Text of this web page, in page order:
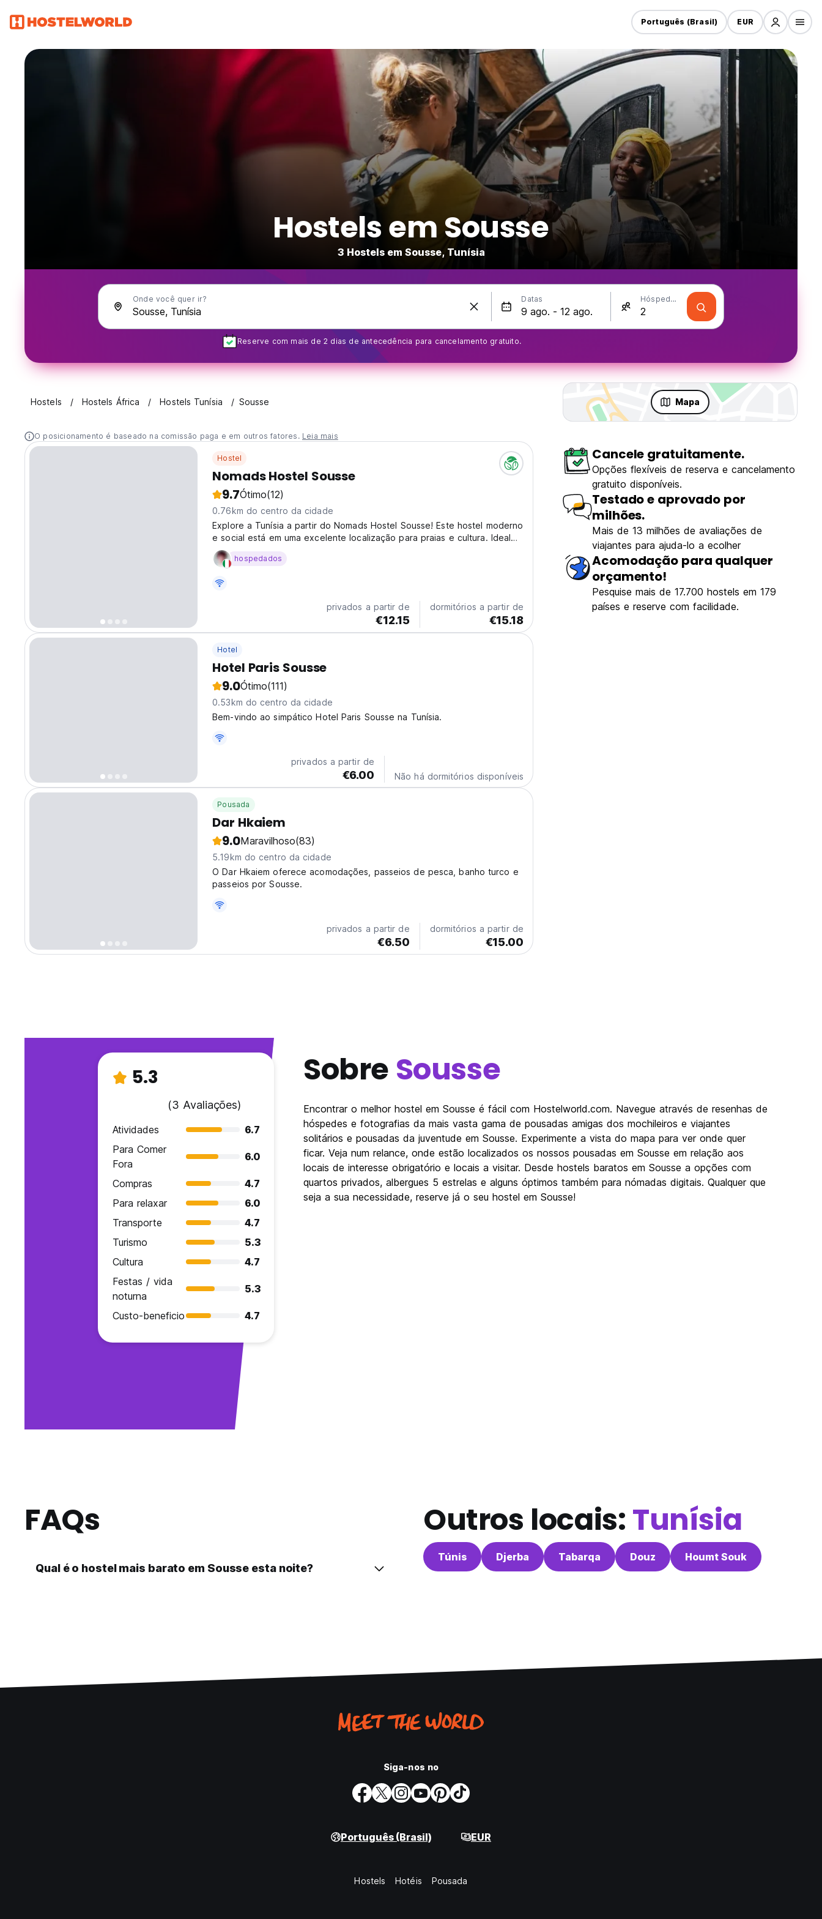
Português (Brasil) EUR
Hostels em Sousse
3 Hostels em Sousse, Tunísia
Onde você quer ir? Datas Hóspedes
Reserve com mais de 2 dias de antecedência para cancelamento gratuito.
Hostels Hostels África Hostels Tunísia Sousse Mapa
O posicionamento é baseado na comissão paga e em outros fatores. Leia mais
Hostel
Nomads Hostel Sousse
9.7Ótimo(12)
0.76km do centro da cidade
Explore a Tunísia a partir do Nomads Hostel Sousse! Este hostel moderno
e social está em uma excelente localização para praias e cultura. Ideal
para mochileiros em Sousse. (Auto-translated from original language)
hospedados
privados a partir de
€12.15
dormitórios a partir de
€15.18
Hotel
Hotel Paris Sousse
9.0Ótimo(111)
0.53km do centro da cidade
Bem-vindo ao simpático Hotel Paris Sousse na Tunísia.
privados a partir de
€6.00 Não há dormitórios disponíveis
Pousada
Dar Hkaiem
9.0Maravilhoso(83)
5.19km do centro da cidade
O Dar Hkaiem oferece acomodações, passeios de pesca, banho turco e
passeios por Sousse.
privados a partir de
€6.50
dormitórios a partir de
€15.00
Cancele gratuitamente.
Opções flexíveis de reserva e cancelamento
gratuito disponíveis.
Testado e aprovado por
milhões.
Mais de 13 milhões de avaliações de
viajantes para ajuda-lo a ecolher
Acomodação para qualquer
orçamento!
Pesquise mais de 17.700 hostels em 179
países e reserve com facilidade.
5.3
(3 Avaliações)
Atividades
6.7
Para Comer
Fora
6.0
Compras
4.7
Para relaxar
6.0
Transporte
4.7
Turismo
5.3
Cultura
4.7
Festas / vida
noturna
5.3
Custo-beneficio 4.7
Sobre Sousse
Encontrar o melhor hostel em Sousse é fácil com Hostelworld.com. Navegue através de resenhas de
hóspedes e fotografias da mais vasta gama de pousadas amigas dos mochileiros e viajantes
solitários e pousadas da juventude em Sousse. Experimente a vista do mapa para ver onde quer
ficar. Veja num relance, onde estão localizados os nossos pousadas em Sousse em relação aos
locais de interesse obrigatório e locais a visitar. Desde hostels baratos em Sousse a opções com
quartos privados, albergues 5 estrelas e alguns óptimos também para nómadas digitais. Qualquer que
seja a sua necessidade, reserve já o seu hostel em Sousse!
FAQs
Qual é o hostel mais barato em Sousse esta noite?
Outros locais:Tunísia
Túnis Djerba Tabarqa Douz Houmt Souk
Siga-nos no
Português (Brasil) EUR
Hostels Hotéis Pousada